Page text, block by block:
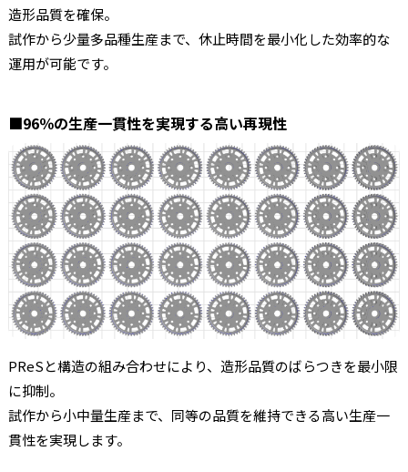
造形品質を確保。
試作から少量多品種生産まで、休止時間を最小化した効率的な
運用が可能です。
■96％の生産一貫性を実現する高い再現性
PReSと構造の組み合わせにより、造形品質のばらつきを最小限
に抑制。
試作から小中量生産まで、同等の品質を維持できる高い生産一
貫性を実現します。